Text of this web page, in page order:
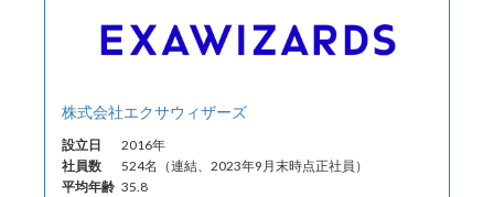
株式会社エクサウィザーズ
設立日
2016年
社員数
524名（連結、2023年9月末時点正社員）
平均年齢 35.8